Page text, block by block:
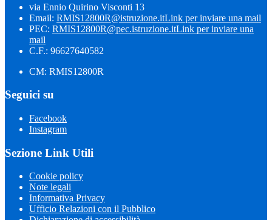
via Ennio Quirino Visconti 13
Email: RMIS12800R@istruzione.itLink per inviare una mail
PEC: RMIS12800R@pec.istruzione.itLink per inviare una
mail
C.F.: 96627640582
CM: RMIS12800R
Seguici su
Facebook
Instagram
Sezione Link Utili
Cookie policy
Note legali
Informativa Privacy
Ufficio Relazioni con il Pubblico